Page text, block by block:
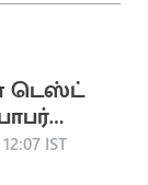
டெஸ்ட்
IST